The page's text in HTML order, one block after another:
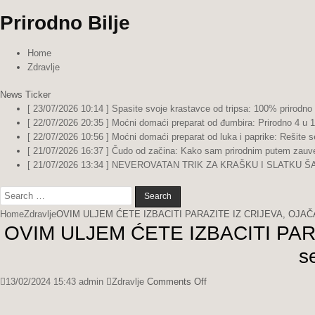
Prirodno Bilje
Home
Zdravlje
News Ticker
[ 23/07/2026 10:14 ] Spasite svoje krastavce od tripsa: 100%
[ 22/07/2026 20:35 ] Moćni domaći preparat od đumbira: Prirodno 4
[ 22/07/2026 10:56 ] Moćni domaći preparat od luka i paprike: Rešite
[ 21/07/2026 16:37 ] Čudo od začina: Kako sam prirodnim putem
[ 21/07/2026 13:34 ] NEVEROVATAN TRIK ZA KRAŠKU I SLATKU
Search
for:
HomeZdravljeOVIM ULJEM ĆETE IZBACITI PARAZITE IZ CRIJEVA,
OVIM ULJEM ĆETE IZBACITI
13/02/2024 15:43 admin Zdravlje Comments Offon